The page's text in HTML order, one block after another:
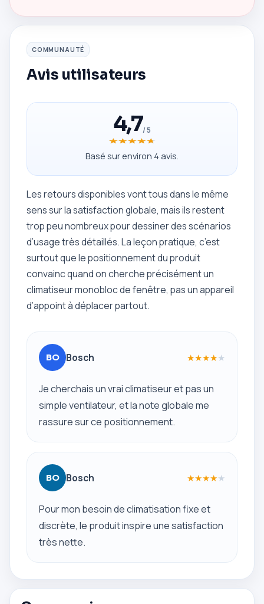
COMMUNAUTÉ
Avis utilisateurs
Les retours disponibles vont tous dans le même
sens sur la satisfaction globale, mais ils restent
trop peu nombreux pour dessiner des scénarios
d’usage très détaillés. La leçon pratique, c’est
surtout que le positionnement du produit
convainc quand on cherche précisément un
climatiseur monobloc de fenêtre, pas un appareil
d’appoint à déplacer partout.
4,7/ 5
★★★★★
★★★★★
Basé sur environ 4 avis.
BO Bosch ★★★★★
Je cherchais un vrai climatiseur et pas un
simple ventilateur, et la note globale me
rassure sur ce positionnement.
BO Bosch ★★★★★
Pour mon besoin de climatisation fixe et
discrète, le produit inspire une satisfaction
très nette.